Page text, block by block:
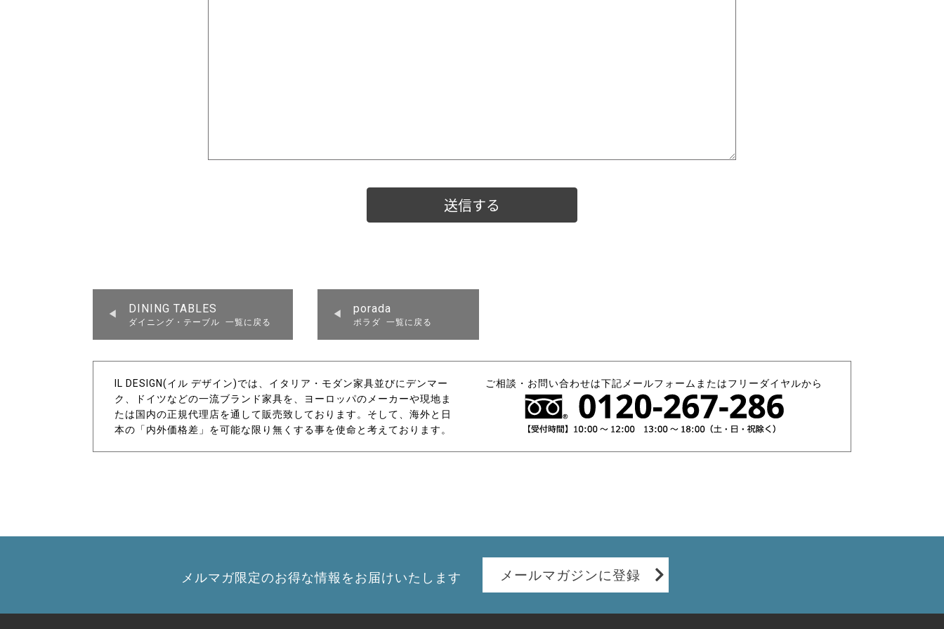
DINING TABLES
ダイニング・テーブル 一覧に戻る
porada
ポラダ 一覧に戻る
IL DESIGN(イル デザイン)では、イタリア・モダン家具並びにデンマー
ク、ドイツなどの一流ブランド家具を、ヨーロッパのメーカーや現地ま
たは国内の正規代理店を通して販売致しております。そして、海外と日
本の「内外価格差」を可能な限り無くする事を使命と考えております。
ご相談・お問い合わせは下記メールフォームまたはフリーダイヤルから
メルマガ限定のお得な情報をお届けいたします メールマガジンに登録